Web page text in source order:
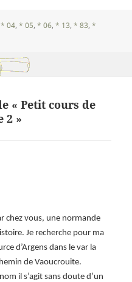
Catégories
* 04,* 05,* 06,* 13,* 83,*
« Petit cours de
2 »
chez vous, une normande
Je recherche pour ma
d’Argens dans le var la
de Vaoucrouite.
il s’agit sans doute d’un